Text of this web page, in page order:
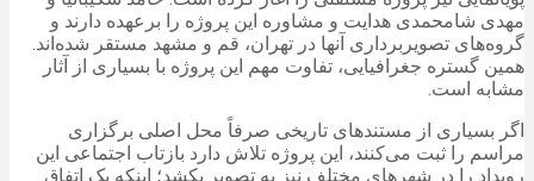
مهدی شامحمدی هدایت و مشاوره این پروژه را برعهده دارند و
گروه‌های تصویربرداری آنها در تهران، قم و مشهد مستقر شده‌اند.
همین گستره جغرافیایی، تفاوت مهم این پروژه با بسیاری از آثار
مشابه است.
اگر بسیاری از مستندهای تاریخی صرفاً محل اصلی برگزاری
مراسم را ثبت می‌کنند، این پروژه تلاش دارد بازتاب اجتماعی این
رویداد را در شهرهای مختلف نیز به تصویر بکشد؛ اینکه یک اتفاق